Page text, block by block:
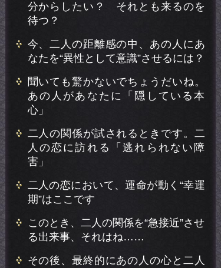
分からしたい？ それとも来るのを
待つ？
今、二人の距離感の中、あの人にあ
なたを“異性として意識”させるには？
聞いても驚かないでちょうだいね。
あの人があなたに「隠している本
心」
二人の関係が試されるときです。二
人の恋に訪れる「逃れられない障
害」
二人の恋において、運命が動く“幸運
期”はここです
このとき、二人の関係を“急接近”させ
る出来事、それはね……
その後、最終的にあの人の心と二人